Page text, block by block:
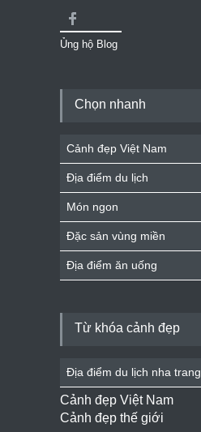
Ủng hộ Blog
Chọn nhanh
Cảnh đẹp Việt Nam
Địa điểm du lịch
Món ngon
Đặc sản vùng miền
Địa điểm ăn uống
Từ khóa cảnh đẹp
Địa điểm du lịch nha trang
Cảnh đẹp Việt Nam
Cảnh đẹp thế giới